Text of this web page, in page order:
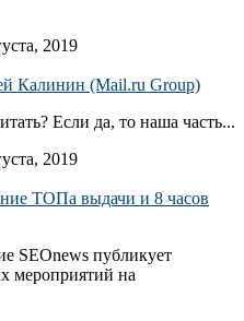
2019
Калинин (Mail.ru Group)
Если да, то наша часть...
2019
ТОПа выдачи и 8 часов
SEOnews публикует
мероприятий на